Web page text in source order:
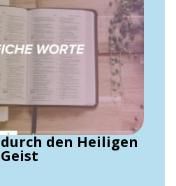
den Heiligen
Geist